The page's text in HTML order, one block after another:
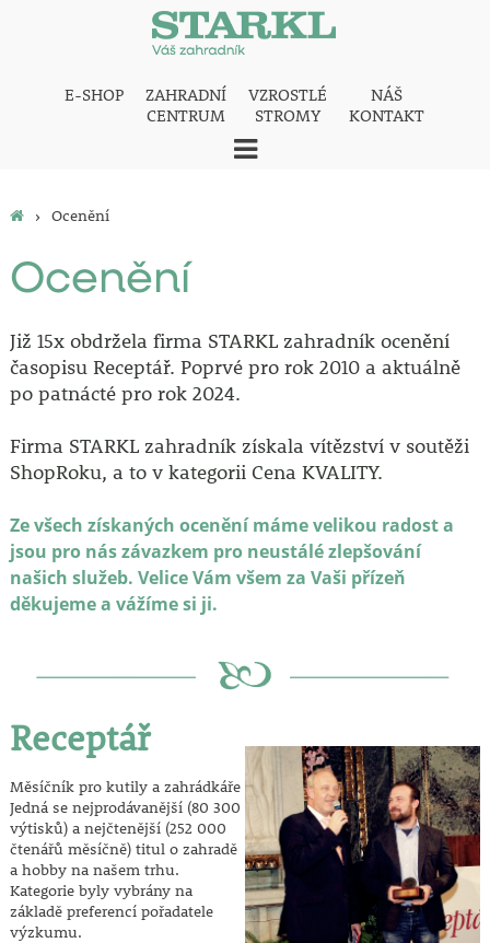
E-SHOP
ZAHRADNÍ
CENTRUM
VZROSTLÉ
STROMY
NÁŠ
KONTAKT
› Ocenění
Ocenění
Již 15x obdržela firma STARKL zahradník ocenění
časopisu Receptář. Poprvé pro rok 2010 a aktuálně
po patnácté pro rok 2024.
Firma STARKL zahradník získala vítězství v soutěži
ShopRoku, a to v kategorii Cena KVALITY.
Ze všech získaných ocenění máme velikou radost a
jsou pro nás závazkem pro neustálé zlepšování
našich služeb. Velice Vám všem za Vaši přízeň
děkujeme a vážíme si ji.
Receptář
Měsíčník pro kutily a zahrádkáře
Jedná se nejprodávanější (80 300
výtisků) a nejčtenější (252 000
čtenářů měsíčně) titul o zahradě
a hobby na našem trhu.
Kategorie byly vybrány na
základě preferencí pořadatele
výzkumu.